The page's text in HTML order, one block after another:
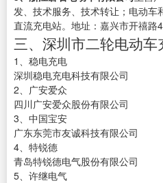
发、技术服务、技术转让；电动车
直流充电站。地址：嘉兴市开禧路
三、深圳市二轮电动
1、稳电充电
深圳稳电充电科技有限公司
2、广安爱众
四川广安爱众股份有限公司
3、中国宝安
广东东莞市友诚科技有限公司
4、特锐德
青岛特锐德电气股份有限公司
5、许继电气